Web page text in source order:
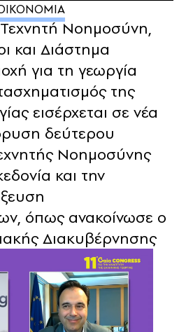
Νοημοσύνη,
και Διάστημα
για τη γεωργία
της
εισέρχεται σε νέα
δεύτερου
Νοημοσύνης
και την
όπως ανακοίνωσε ο
Διακυβέρνησης